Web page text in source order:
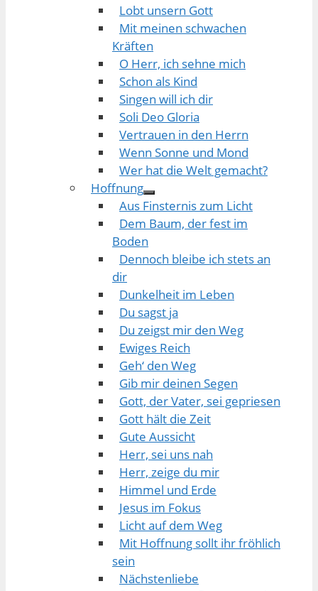
Lobt unsern Gott
Mit meinen schwachen
Kräften
O Herr, ich sehne mich
Schon als Kind
Singen will ich dir
Soli Deo Gloria
Vertrauen in den Herrn
Wenn Sonne und Mond
Wer hat die Welt gemacht?
Hoffnung
Aus Finsternis zum Licht
Dem Baum, der fest im
Boden
Dennoch bleibe ich stets an
dir
Dunkelheit im Leben
Du sagst ja
Du zeigst mir den Weg
Ewiges Reich
Geh‘ den Weg
Gib mir deinen Segen
Gott, der Vater, sei gepriesen
Gott hält die Zeit
Gute Aussicht
Herr, sei uns nah
Herr, zeige du mir
Himmel und Erde
Jesus im Fokus
Licht auf dem Weg
Mit Hoffnung sollt ihr fröhlich
sein
Nächstenliebe